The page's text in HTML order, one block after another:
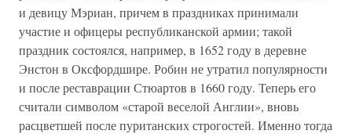
и девицу Мэриан, причем в праздниках принимали
участие и офицеры республиканской армии; такой
праздник состоялся, например, в 1652 году в деревне
Энстон в Оксфордшире. Робин не утратил популярности
и после реставрации Стюартов в 1660 году. Теперь его
считали символом «старой веселой Англии», вновь
расцветшей после пуританских строгостей. Именно тогда